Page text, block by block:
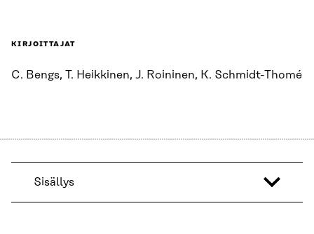
KIRJOITTAJAT
C. Bengs, T. Heikkinen, J. Roininen, K. Schmidt-Thomé
Sisällys